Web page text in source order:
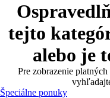
tejto
alebo je
Pre zobrazenie
Špeciálne ponuky